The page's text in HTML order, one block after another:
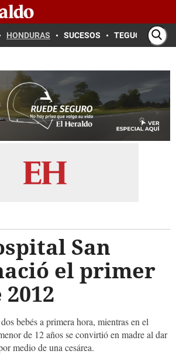
HONDURAS SUCESOS TEGUCIGALPA
San
el primer
bebés a primera hora, mientras en el
de 12 años se convirtió en madre al dar
medio de una cesárea.